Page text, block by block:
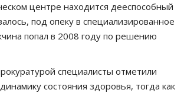
центре находится дееспособный
под опеку в специализированное
попал в 2008 году по решению
специалисты отметили
состояния здоровья, тогда как